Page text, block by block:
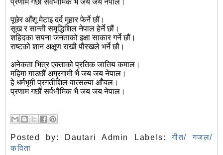
प्रणाम गछौं सर्वभौमिक भै जय जय नेपाल।
पूछेर आँशू मेटाइ दर्द मूहार फेर्ने छौं।
सूख र सान्ती समृद्धिशिल नेपाल हेर्ने छौं।
शहिदका सपना जनताको इक्षा साकार गर्ने छौं।
राष्टको शान अक्षूण राखी पौरखले भर्ने छौ।
अनेकता भित्र एक्ताको प्रतिक जातिय कमाल।
महिमा गाउछौं अग्रगामी भै जय जय नेपाल।
हे धर्मभूमी प्रगतीशिल वात्सल्या आँचल।
प्रणाम गछौं सर्वभौमिक भै जय जय नेपाल।
Posted by: Dautari Admin Labels:गीत/ गजल/
कविता